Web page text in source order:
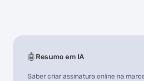
Resumo em IA
Saber criar assinatura online na